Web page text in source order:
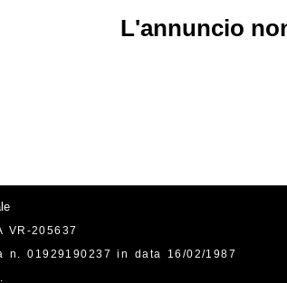
L'annuncio
VR-205637
n. 01929190237 in data 16/02/1987